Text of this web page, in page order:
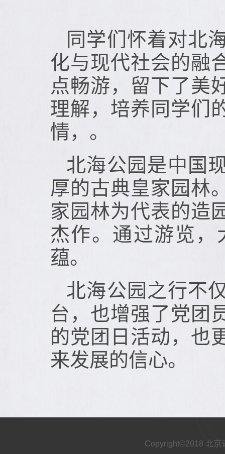
同学们怀着对北
化与现代社会的融
点畅游，留下了美
理解，培养同学们
情，。
北海公园是中国
厚的古典皇家园林
家园林为代表的造
杰作。通过游览
蕴。
北海公园之行不
台，也增强了党团
的党团日活动，也
来发展的信心。
Copyright©2018 北京